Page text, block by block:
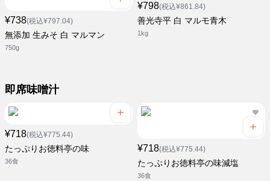
¥738(税込¥797.04)
無添加 生みそ 白 マルマン
750g
¥798(税込¥861.84)
善光寺平 白 マルモ青木
1kg
即席味噌汁
¥718(税込¥775.44)
たっぷりお徳料亭の味
36食
¥718(税込¥775.44)
たっぷりお徳料亭の味減塩
36食